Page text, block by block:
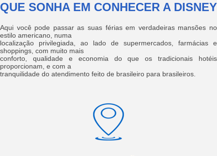
QUE SONHA EM CONHECER A DISNEY
Aqui você pode passar as suas férias em verdadeiras mansões no
estilo americano, numa
localização privilegiada, ao lado de supermercados, farmácias e
shoppings, com muito mais
conforto, qualidade e economia do que os tradicionais hotéis
proporcionam, e com a
tranquilidade do atendimento feito de brasileiro para brasileiros.